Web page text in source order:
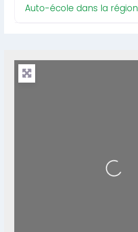
Auto-école dans la région
Loading...